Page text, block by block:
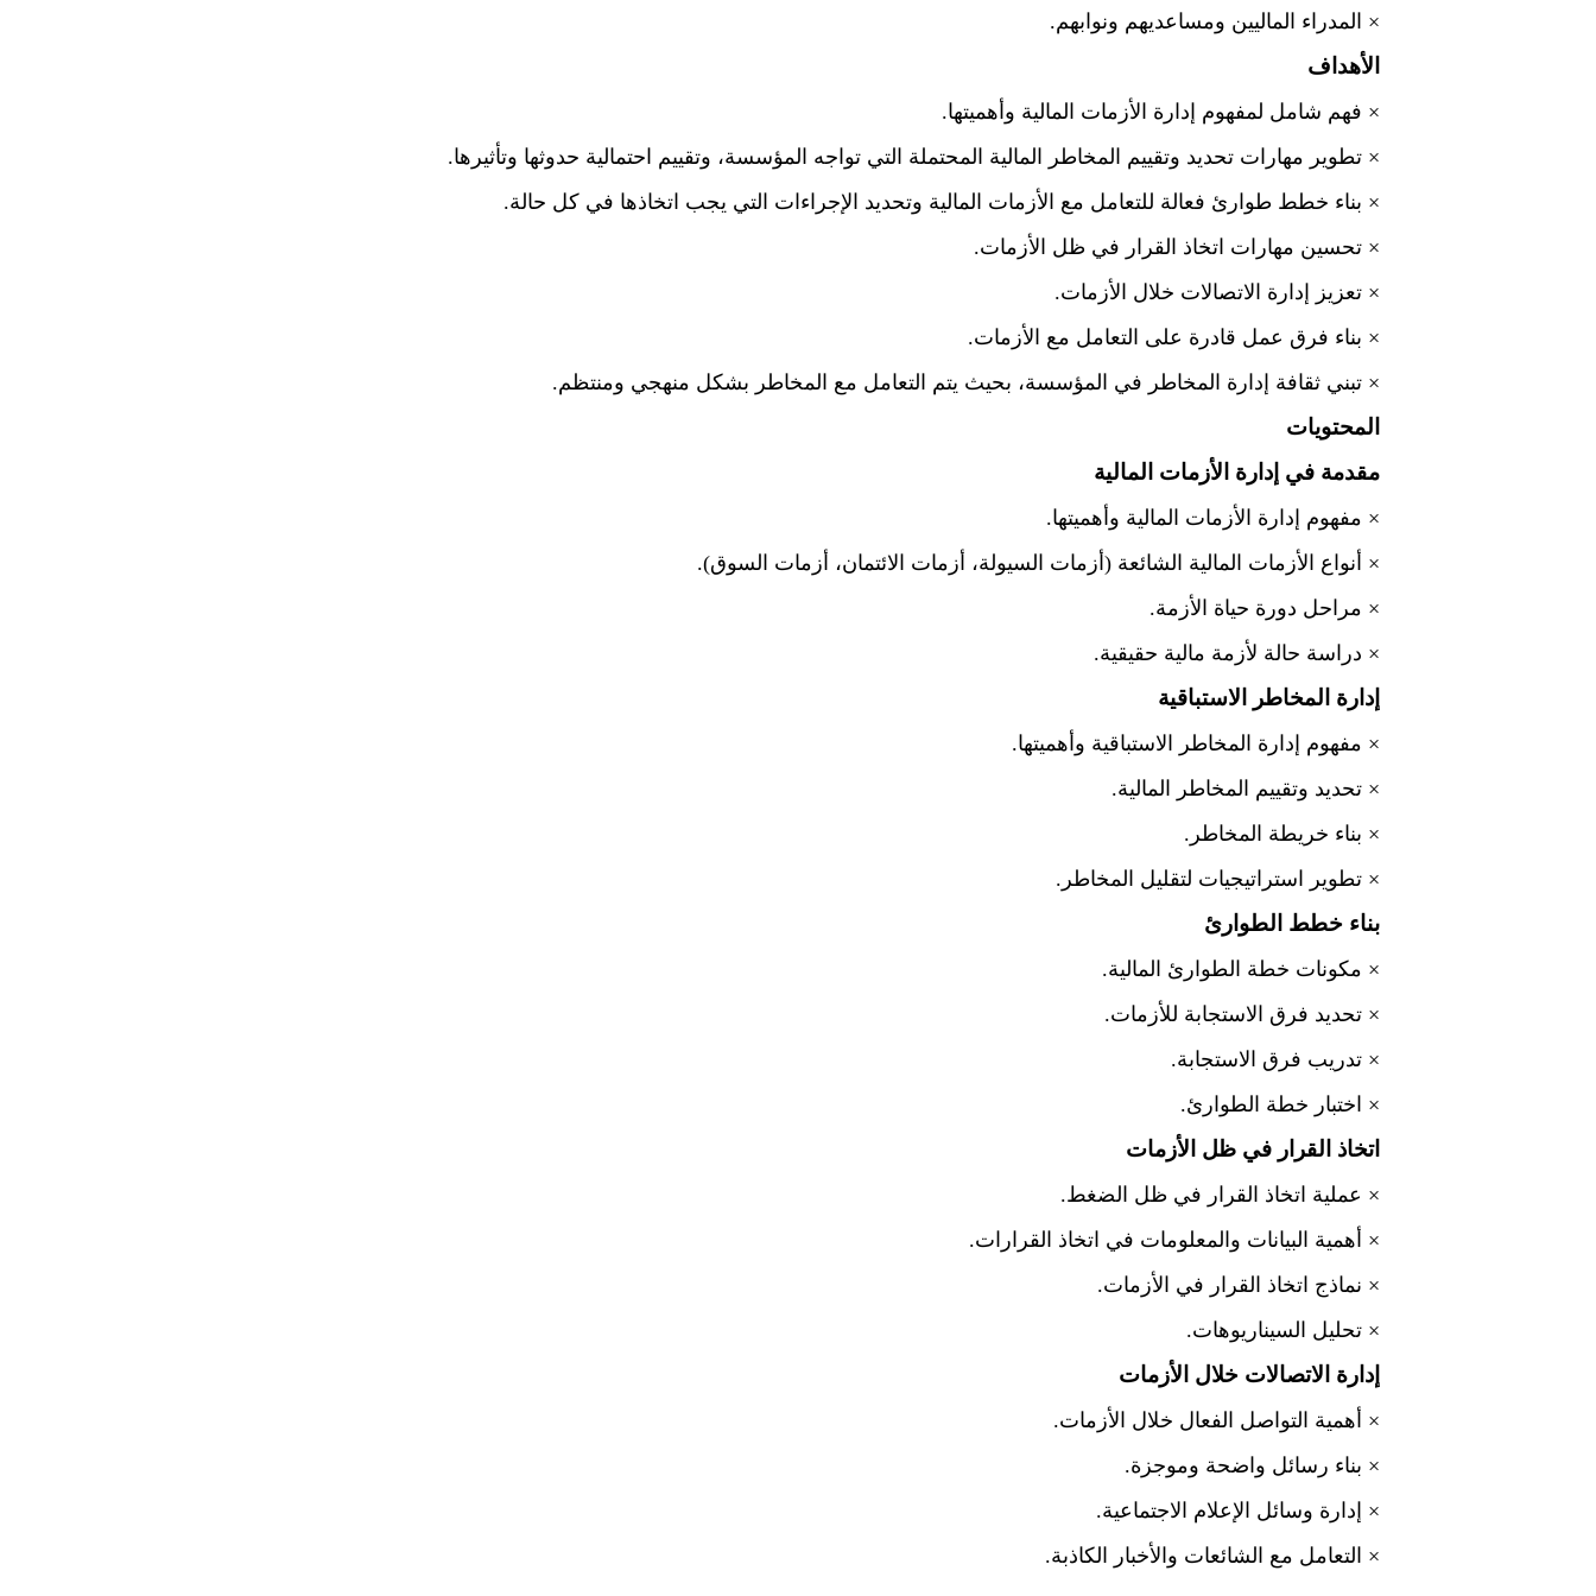
× المدراء الماليين ومساعديهم ونوابهم.
الأهداف
× فهم شامل لمفهوم إدارة الأزمات المالية وأهميتها.
× تطوير مهارات تحديد وتقييم المخاطر المالية المحتملة التي تواجه المؤسسة، وتقييم احتمالية حدوثها وتأثيرها.
× بناء خطط طوارئ فعالة للتعامل مع الأزمات المالية وتحديد الإجراءات التي يجب اتخاذها في كل حالة.
× تحسين مهارات اتخاذ القرار في ظل الأزمات.
× تعزيز إدارة الاتصالات خلال الأزمات.
× بناء فرق عمل قادرة على التعامل مع الأزمات.
× تبني ثقافة إدارة المخاطر في المؤسسة، بحيث يتم التعامل مع المخاطر بشكل منهجي ومنتظم.
المحتويات
مقدمة في إدارة الأزمات المالية
× مفهوم إدارة الأزمات المالية وأهميتها.
× أنواع الأزمات المالية الشائعة (أزمات السيولة، أزمات الائتمان، أزمات السوق).
× مراحل دورة حياة الأزمة.
× دراسة حالة لأزمة مالية حقيقية.
إدارة المخاطر الاستباقية
× مفهوم إدارة المخاطر الاستباقية وأهميتها.
× تحديد وتقييم المخاطر المالية.
× بناء خريطة المخاطر.
× تطوير استراتيجيات لتقليل المخاطر.
بناء خطط الطوارئ
× مكونات خطة الطوارئ المالية.
× تحديد فرق الاستجابة للأزمات.
× تدريب فرق الاستجابة.
× اختبار خطة الطوارئ.
اتخاذ القرار في ظل الأزمات
× عملية اتخاذ القرار في ظل الضغط.
× أهمية البيانات والمعلومات في اتخاذ القرارات.
× نماذج اتخاذ القرار في الأزمات.
× تحليل السيناريوهات.
إدارة الاتصالات خلال الأزمات
× أهمية التواصل الفعال خلال الأزمات.
× بناء رسائل واضحة وموجزة.
× إدارة وسائل الإعلام الاجتماعية.
× التعامل مع الشائعات والأخبار الكاذبة.